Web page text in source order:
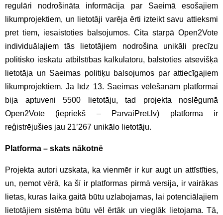
regulāri nodrošināta informācija par Saeimā esošajiem
likumprojektiem, un lietotāji varēja ērti izteikt savu attieksmi
pret tiem, iesaistoties balsojumos. Cita starpā Open2Vote
individuālajiem tās lietotājiem nodrošina unikāli precīzu
politisko ieskatu atbilstības kalkulatoru, balstoties atsevišķā
lietotāja un Saeimas politiķu balsojumos par attiecīgajiem
likumprojektiem. Ja līdz 13. Saeimas vēlēšanām platformai
bija aptuveni 5500 lietotāju, tad projekta noslēgumā
Open2Vote (iepriekš – ParvaiPret.lv) platformā ir
reģistrējušies jau 21’267 unikālo lietotāju.
Platforma – skats nākotnē
Projekta autori uzskata, ka vienmēr ir kur augt un attīstīties,
un, ņemot vērā, ka šī ir platformas pirmā versija, ir vairākas
lietas, kuras laika gaitā būtu uzlabojamas, lai potenciālajiem
lietotājiem sistēma būtu vēl ērtāk un vieglāk lietojama. Tā,